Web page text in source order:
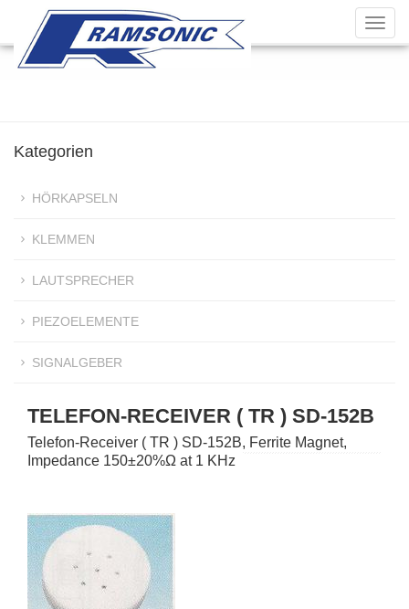
Kategorien
HÖRKAPSELN
KLEMMEN
LAUTSPRECHER
PIEZOELEMENTE
SIGNALGEBER
TELEFON-RECEIVER ( TR ) SD-152B
Telefon-Receiver ( TR ) SD-152B, Ferrite Magnet,
Impedance 150±20%Ω at 1 KHz